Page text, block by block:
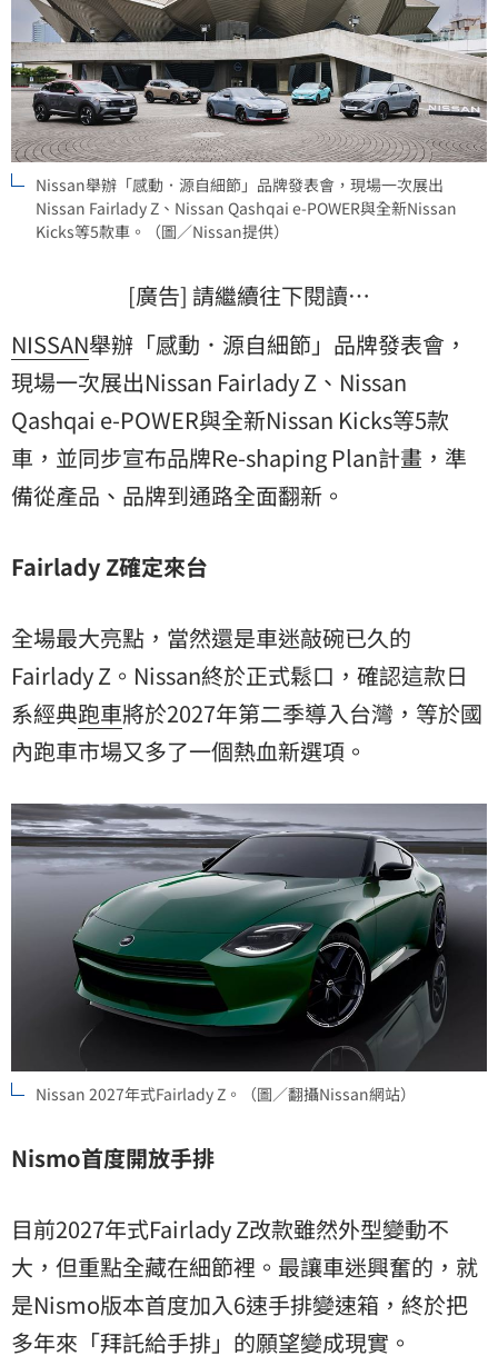
Nissan舉辦「感動．源自細節」品牌發表會，現場一次展出
Nissan Fairlady Z、Nissan Qashqai e-POWER與全新Nissan
Kicks等5款車。（圖／Nissan提供）
[廣告] 請繼續往下閱讀…
NISSAN舉辦「感動．源自細節」品牌發表會，
現場一次展出Nissan Fairlady Z、Nissan
Qashqai e-POWER與全新Nissan Kicks等5款
車，並同步宣布品牌Re-shaping Plan計畫，準
備從產品、品牌到通路全面翻新。
Fairlady Z確定來台
全場最大亮點，當然還是車迷敲碗已久的
Fairlady Z。Nissan終於正式鬆口，確認這款日
系經典跑車將於2027年第二季導入台灣，等於國
內跑車市場又多了一個熱血新選項。
Nissan 2027年式Fairlady Z。（圖／翻攝Nissan網站）
Nismo首度開放手排
目前2027年式Fairlady Z改款雖然外型變動不
大，但重點全藏在細節裡。最讓車迷興奮的，就
是Nismo版本首度加入6速手排變速箱，終於把
多年來「拜託給手排」的願望變成現實。